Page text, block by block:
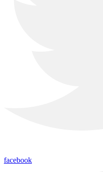
facebook